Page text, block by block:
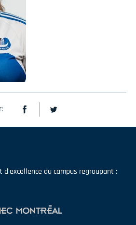
d'excellence du campus regroupant :